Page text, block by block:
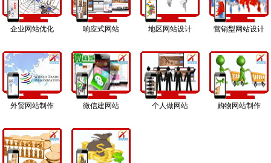
企业网站优化 响应式网站 地区网站设计 营销型网站设计
外贸网站制作 微信建网站 个人做网站 购物网站制作